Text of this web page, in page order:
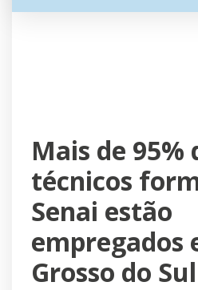
Mais de 95%
técnicos
Senai estão
empregados
Grosso do Sul